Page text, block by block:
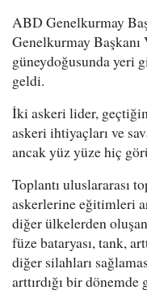
ABD Genelkurmay
Genelkurmay
güneydoğusunda yeri
geldi.
İki askeri lider,
askeri ihtiyaçları ve
ancak yüz yüze hiç
Toplantı uluslararası
askerlerine eğitimleri
diğer ülkelerden
füze bataryası, tank,
diğer silahları
arttırdığı bir dönemde